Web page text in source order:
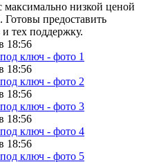
максимально низкой ценой
предоставить
тех поддержку.
18:56
18:56
18:56
18:56
18:56